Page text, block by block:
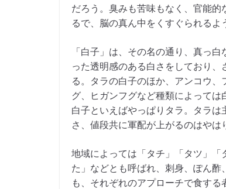
だろう。臭みも苦味もなく、官能
るで、脳の真ん中をくすぐられるよ
「白子」は、その名の通り、真っ
った透明感のある白さをしており
る。タラの白子のほか、アンコウ
グ、ヒガンフグなど種類によっては
白子といえばやっぱりタラ。タラ
さ、値段共に軍配が上がるのはやは
地域によっては「タチ」「タツ」
た」などとも呼ばれ、刺身、ぽん
も、それぞれのアプローチで食する